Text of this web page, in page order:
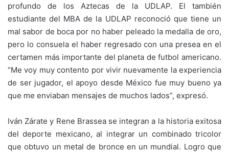
profundo de los Aztecas de la UDLAP. El también
estudiante del MBA de la UDLAP reconoció que tiene un
mal sabor de boca por no haber peleado la medalla de oro,
pero lo consuela el haber regresado con una presea en el
certamen más importante del planeta de futbol americano.
“Me voy muy contento por vivir nuevamente la experiencia
de ser jugador, el apoyo desde México fue muy bueno ya
que me enviaban mensajes de muchos lados”, expresó.
Iván Zárate y Rene Brassea se integran a la historia exitosa
del deporte mexicano, al integrar un combinado tricolor
que obtuvo un metal de bronce en un mundial. Logro que